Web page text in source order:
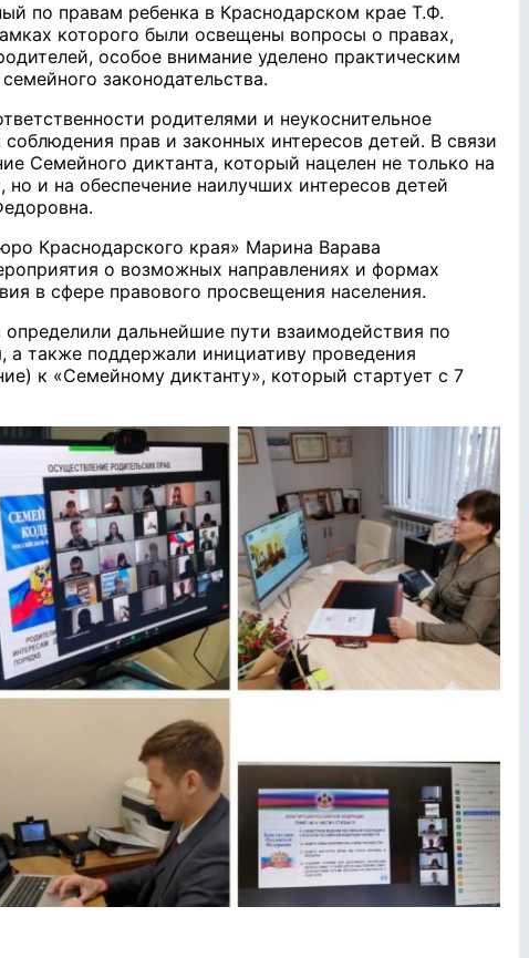
по правам ребенка в Краснодарском крае Т.Ф.
которого были освещены вопросы о правах,
особое внимание уделено практическим
законодательства.
родителями и неукоснительное
прав и законных интересов детей. В связи
Семейного диктанта, который нацелен не только на
и на обеспечение наилучших интересов детей
Краснодарского края» Марина Варава
о возможных направлениях и формах
в сфере правового просвещения населения.
дальнейшие пути взаимодействия по
а также поддержали инициативу проведения
к «Семейному диктанту», который стартует с 7